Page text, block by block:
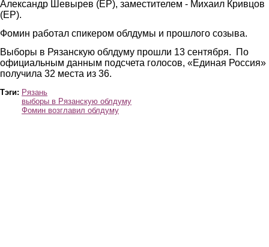
Александр Шевырев (ЕР), заместителем - Михаил Кривцов
(ЕР).
Фомин работал спикером облдумы и прошлого созыва.
Выборы в Рязанскую облдуму прошли 13 сентября. По
официальным данным подсчета голосов, «Единая Россия»
получила 32 места из 36.
Тэги: Рязань
выборы в Рязанскую облдуму
Фомин возглавил облдуму